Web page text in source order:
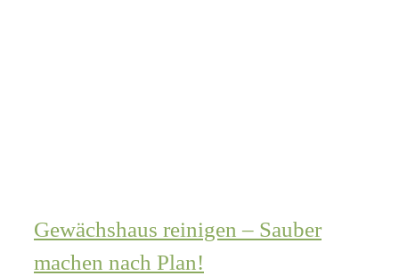
Gewächshaus reinigen – Sauber
machen nach Plan!